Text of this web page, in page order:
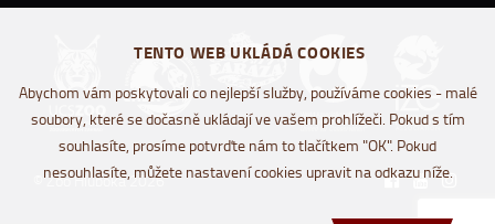
© Zoo Hluboká 2026
TENTO WEB UKLÁDÁ COOKIES
Abychom vám poskytovali co nejlepší služby, používáme cookies - malé
soubory, které se dočasně ukládají ve vašem prohlížeči. Pokud s tím
souhlasíte, prosíme potvrďte nám to tlačítkem "OK". Pokud
nesouhlasíte, můžete nastavení cookies upravit na odkazu níže.